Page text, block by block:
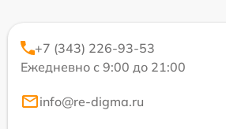
+7 (343) 226-93-53
Ежедневно с 9:00 до 21:00
info@re-digma.ru